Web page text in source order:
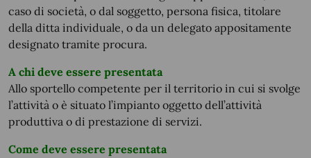
caso di società, o dal soggetto, persona fisica, titolare
della ditta individuale, o da un delegato appositamente
designato tramite procura.
A chi deve essere presentata
Allo sportello competente per il territorio in cui si svolge
l’attività o è situato l’impianto oggetto dell’attività
produttiva o di prestazione di servizi.
Come deve essere presentata